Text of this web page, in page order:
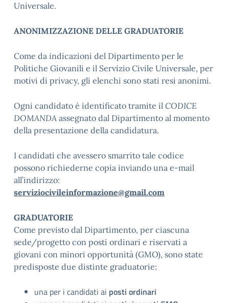
Universale.
ANONIMIZZAZIONE DELLE GRADUATORIE
Come da indicazioni del Dipartimento per le
Politiche Giovanili e il Servizio Civile Universale, per
motivi di privacy, gli elenchi sono stati resi anonimi.
Ogni candidato è identificato tramite il CODICE
DOMANDA assegnato dal Dipartimento al momento
della presentazione della candidatura.
I candidati che avessero smarrito tale codice
possono richiederne copia inviando una e-mail
all’indirizzo:
serviziocivileinformazione@gmail.com
GRADUATORIE
Come previsto dal Dipartimento, per ciascuna
sede/progetto con posti ordinari e riservati a
giovani con minori opportunità (GMO), sono state
predisposte due distinte graduatorie:
una per i candidati ai posti ordinari